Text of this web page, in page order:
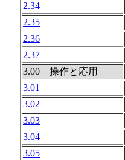
2.34
2.35
2.36
2.37
3.00 操作と応用
3.01
3.02
3.03
3.04
3.05